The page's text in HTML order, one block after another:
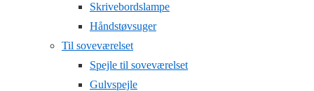
Skrivebordslampe
Håndstøvsuger
Til soveværelset
Spejle til soveværelset
Gulvspejle